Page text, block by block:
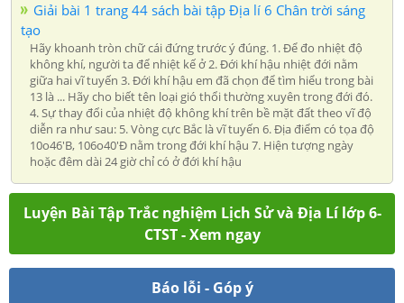
Giải bài 1 trang 44 sách bài tập Địa lí 6 Chân trời sáng
tạo
Hãy khoanh tròn chữ cái đứng trước ý đúng. 1. Để đo nhiệt độ
không khí, người ta để nhiệt kế ở 2. Đới khí hậu nhiệt đới nằm
giữa hai vĩ tuyến 3. Đới khí hậu em đã chọn để tìm hiểu trong bài
13 là ... Hãy cho biết tên loại gió thổi thường xuyên trong đới đó.
4. Sự thay đổi của nhiệt độ không khí trên bề mặt đất theo vĩ độ
diễn ra như sau: 5. Vòng cực Bắc là vĩ tuyến 6. Địa điểm có tọa độ
10o46'B, 106o40'Đ nằm trong đới khí hậu 7. Hiện tượng ngày
hoặc đêm dài 24 giờ chỉ có ở đới khí hậu
Luyện Bài Tập Trắc nghiệm Lịch Sử và Địa Lí lớp 6-
CTST - Xem ngay
Báo lỗi - Góp ý